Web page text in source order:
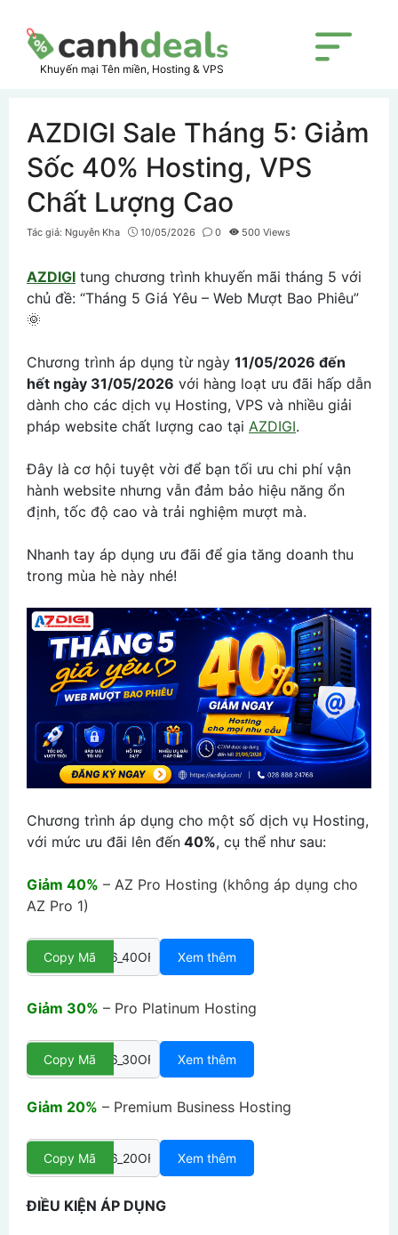
content
Khuyến mại Tên miền, Hosting & VPS
Menu
AZDIGI Sale Tháng 5: Giảm
Sốc 40% Hosting, VPS
Chất Lượng Cao
Tác giả: Nguyễn Kha 10/05/2026 0 500 Views
AZDIGI tung chương trình khuyến mãi tháng 5 với
chủ đề: “Tháng 5 Giá Yêu – Web Mượt Bao Phiêu”
🌞
Chương trình áp dụng từ ngày 11/05/2026 đến
hết ngày 31/05/2026 với hàng loạt ưu đãi hấp dẫn
dành cho các dịch vụ Hosting, VPS và nhiều giải
pháp website chất lượng cao tại AZDIGI.
Đây là cơ hội tuyệt vời để bạn tối ưu chi phí vận
hành website nhưng vẫn đảm bảo hiệu năng ổn
định, tốc độ cao và trải nghiệm mượt mà.
Nhanh tay áp dụng ưu đãi để gia tăng doanh thu
trong mùa hè này nhé!
Chương trình áp dụng cho một số dịch vụ Hosting,
với mức ưu đãi lên đến 40%, cụ thể như sau:
Giảm 40% – AZ Pro Hosting (không áp dụng cho
AZ Pro 1)
Copy Mã Xem thêm
Giảm 30% – Pro Platinum Hosting
Copy Mã Xem thêm
Giảm 20% – Premium Business Hosting
Copy Mã Xem thêm
ĐIỀU KIỆN ÁP DỤNG